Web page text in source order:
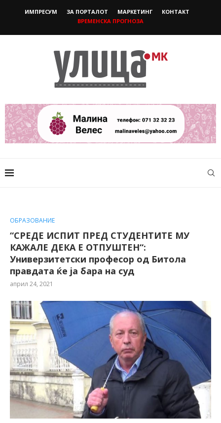
ИМПРЕСУМ ЗА ПОРТАЛОТ МАРКЕТИНГ
КОНТАКТ
ВРЕМЕНСКА ПРОГНОЗА
ОБРАЗОВАНИЕ
“СРЕДЕ ИСПИТ ПРЕД СТУДЕНТИТЕ МУ
КАЖАЛЕ ДЕКА Е ОТПУШТЕН“:
Универзитетски професор од Битола
правдата ќе ја бара на суд
април 24, 2021